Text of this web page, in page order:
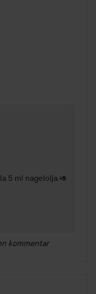
år
5 ml nagelolja.🥑
kommentar